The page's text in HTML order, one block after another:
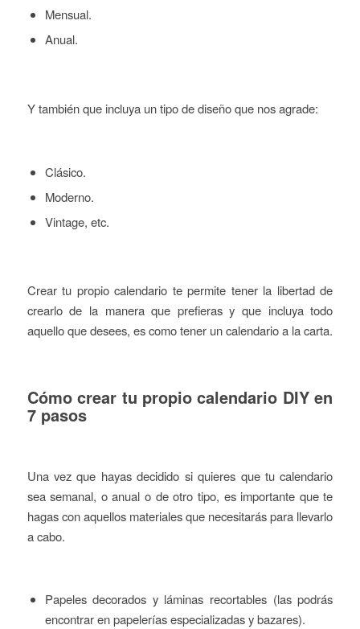
Mensual.
Anual.
Y también que incluya un tipo de diseño que nos agrade:
Clásico.
Moderno.
Vintage, etc.
Crear tu propio calendario te permite tener la libertad de
crearlo de la manera que prefieras y que incluya todo
aquello que desees, es como tener un calendario a la carta.
Cómo crear tu propio calendario DIY en
7 pasos
Una vez que hayas decidido si quieres que tu calendario
sea semanal, o anual o de otro tipo, es importante que te
hagas con aquellos materiales que necesitarás para llevarlo
a cabo.
Papeles decorados y láminas recortables (las podrás
encontrar en papelerías especializadas y bazares).